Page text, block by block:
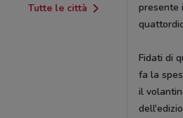
Tutte le città
presente
Fidati di
fa la
il